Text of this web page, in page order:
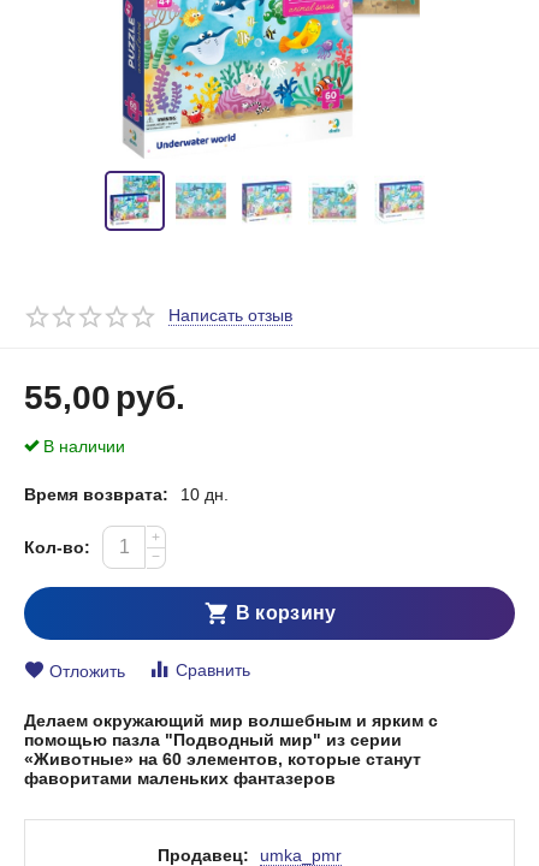
Написать отзыв
55,00руб.
В наличии
Время возврата: 10 дн.
Кол-во:
+
−
В корзину
Отложить Сравнить
Делаем окружающий мир волшебным и ярким с
помощью пазла "Подводный мир" из серии
«Животные» на 60 элементов, которые станут
фаворитами маленьких фантазеров
Продавец: umka_pmr